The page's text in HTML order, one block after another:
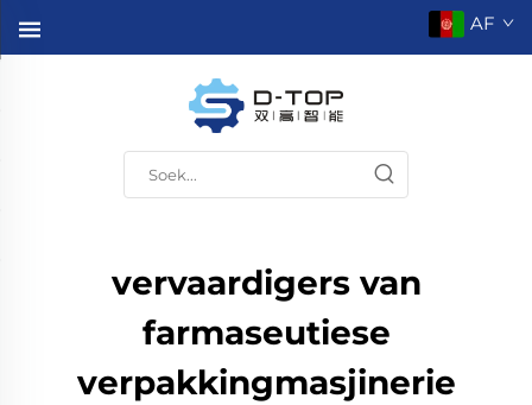
AF
vervaardigers van
farmaseutiese
verpakkingmasjinerie